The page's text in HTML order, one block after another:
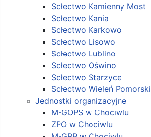
Sołectwo Kamienny Most
Sołectwo Kania
Sołectwo Karkowo
Sołectwo Lisowo
Sołectwo Lublino
Sołectwo Oświno
Sołectwo Starzyce
Sołectwo Wieleń Pomorski
Jednostki organizacyjne
M-GOPS w Chociwlu
ZPO w Chociwlu